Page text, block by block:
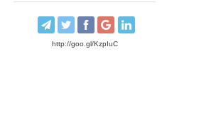
http://goo.gl/KzpIuC